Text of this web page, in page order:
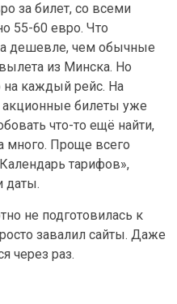
за билет, со всеми
55-60 евро. Что
дешевле, чем обычные
из Минска. Но
на каждый рейс. На
акционные билеты уже
что-то ещё найти,
много. Проще всего
тарифов»,
даты.
не подготовилась к
завалил сайты. Даже
через раз.